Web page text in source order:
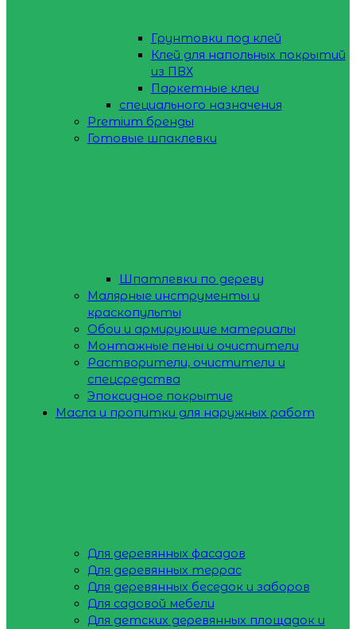
Грунтовки под клей
Клей для напольных покрытий
из ПВХ
Паркетные клеи
специального назначения
Premium бренды
Готовые шпаклевки
Шпатлевки по дереву
Малярные инструменты и
краскопульты
Обои и армирующие материалы
Монтажные пены и очистители
Растворители, очистители и
спецсредства
Эпоксидное покрытие
Масла и пропитки для наружных работ
Для деревянных фасадов
Для деревянных террас
Для деревянных беседок и заборов
Для садовой мебели
Для детских деревянных площадок и